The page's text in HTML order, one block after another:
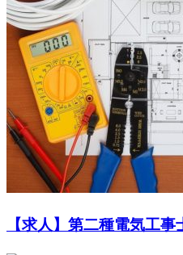
【求人】第二種電気工